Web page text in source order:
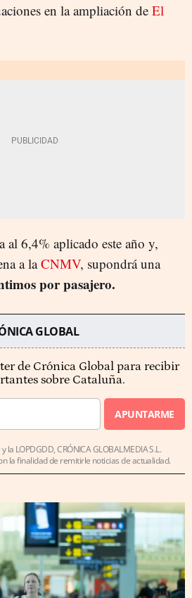
en la ampliación de El
al 6,4% aplicado este año y,
a laCNMV, supondrá una
por pasajero.
GLOBAL
de Crónica Global para recibir
sobre Cataluña.
APUNTARME
la LOPDGDD, CRÓNICA GLOBALMEDIA S.L.
la finalidad de remitirle noticias de actualidad.